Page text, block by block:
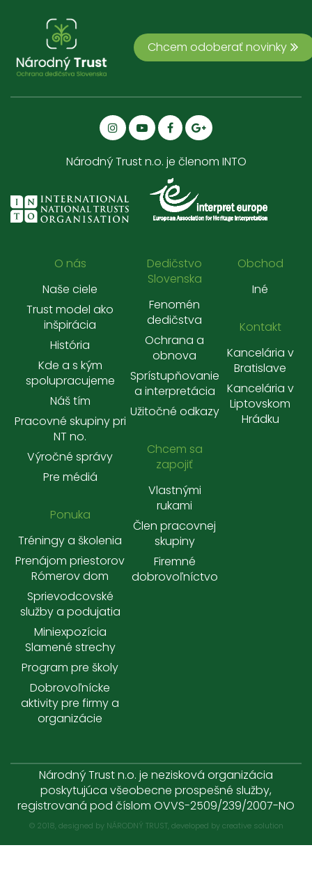
Chcem odoberať novinky
Národný Trust n.o. je členom INTO
O nás
Naše ciele
Trust model ako
inšpirácia
História
Kde a s kým
spolupracujeme
Náš tím
Pracovné skupiny pri
NT no.
Výročné správy
Pre médiá
Ponuka
Tréningy a školenia
Prenájom priestorov
Rómerov dom
Sprievodcovské
služby a podujatia
Miniexpozícia
Slamené strechy
Program pre školy
Dobrovoľnícke
aktivity pre firmy a
organizácie
Dedičstvo
Slovenska
Fenomén
dedičstva
Ochrana a
obnova
Sprístupňovanie
a interpretácia
Užitočné odkazy
Chcem sa
zapojiť
Vlastnými
rukami
Člen pracovnej
skupiny
Firemné
dobrovoľníctvo
Obchod
Iné
Kontakt
Kancelária v
Bratislave
Kancelária v
Liptovskom
Hrádku
Národný Trust n.o. je nezisková organizácia
poskytujúca všeobecne prospešné služby,
registrovaná pod číslom OVVS-2509/239/2007-NO
© 2018, designed by NÁRODNÝ TRUST, developed bycreative solution